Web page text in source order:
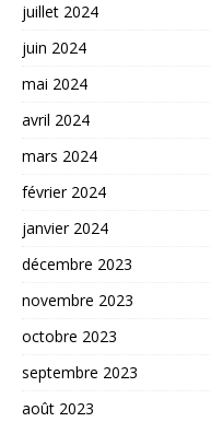
juillet 2024
juin 2024
mai 2024
avril 2024
mars 2024
février 2024
janvier 2024
décembre 2023
novembre 2023
octobre 2023
septembre 2023
août 2023